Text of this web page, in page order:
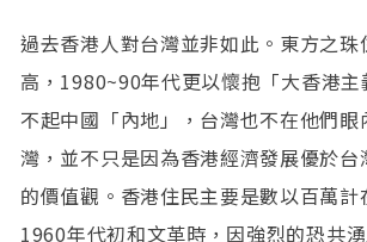
過去香港人對台灣並非如此。東方之珠
高，1980~90年代更以懷抱「大香港主
不起中國「內地」，台灣也不在他們眼
灣，並不只是因為香港經濟發展優於台
的價值觀。香港住民主要是數以百萬計
1960年代初和文革時，因強烈的恐共